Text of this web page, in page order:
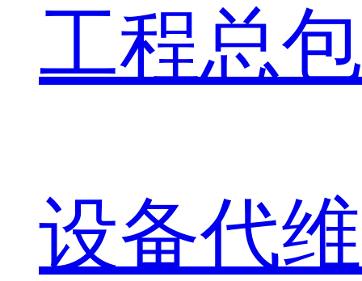
工程总包
设备代